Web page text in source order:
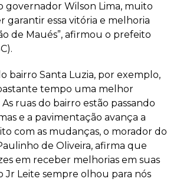
governador Wilson Lima, muito
garantir essa vitória e melhoria
de Maués”, afirmou o prefeito
bairro Santa Luzia, por exemplo,
tempo uma melhor
ruas do bairro estão passando
e a pavimentação avança a
com as mudanças, o morador do
de Oliveira, afirma que
em receber melhorias em suas
Jr Leite sempre olhou para nós